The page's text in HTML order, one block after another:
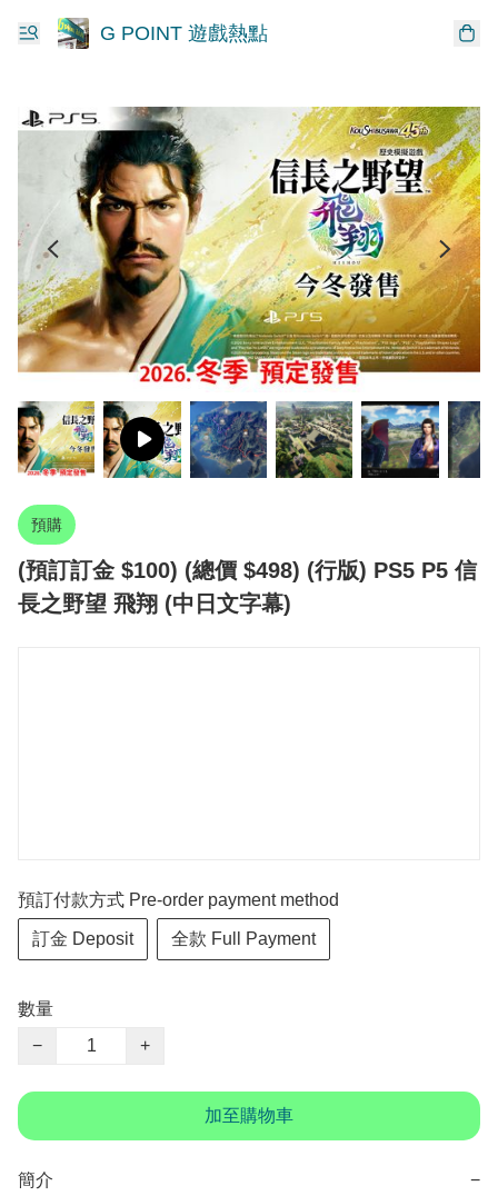
G POINT 遊戲熱點
預購
(預訂訂金 $100) (總價 $498) (行版) PS5 P5 信
長之野望 飛翔 (中日文字幕)
預訂付款方式 Pre-order payment method
訂金 Deposit 全款 Full Payment
數量
−
+
加至購物車
簡介 −